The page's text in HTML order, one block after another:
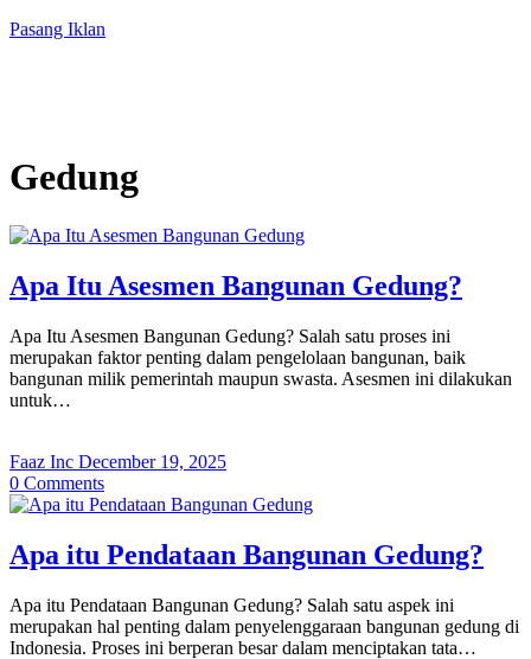
Pasang Iklan
Gedung
Apa Itu Asesmen Bangunan Gedung?
Apa Itu Asesmen Bangunan Gedung? Salah satu proses ini
merupakan faktor penting dalam pengelolaan bangunan, baik
bangunan milik pemerintah maupun swasta. Asesmen ini dilakukan
untuk…
Faaz Inc December 19, 2025
0 Comments
Apa itu Pendataan Bangunan Gedung?
Apa itu Pendataan Bangunan Gedung? Salah satu aspek ini
merupakan hal penting dalam penyelenggaraan bangunan gedung di
Indonesia. Proses ini berperan besar dalam menciptakan tata…